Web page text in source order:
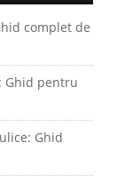
complet de
Ghid pentru
Ghid